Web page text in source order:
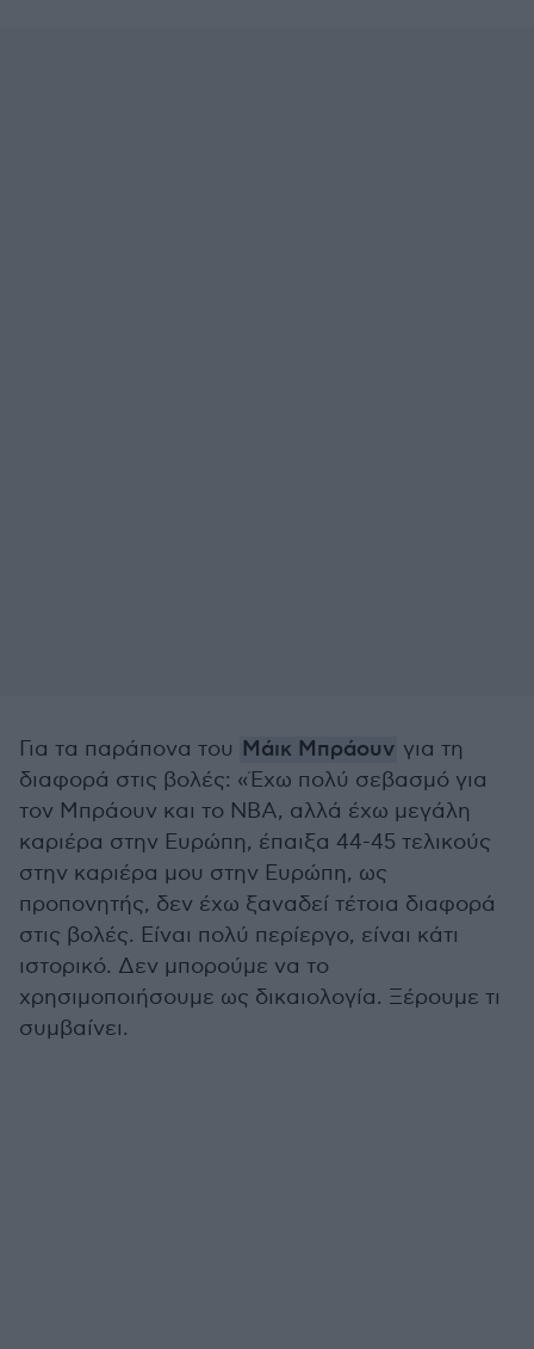
Για τα παράπονα του Μάικ Μπράουν για τη
διαφορά στις βολές: «Έχω πολύ σεβασμό για
τον Μπράουν και το ΝΒΑ, αλλά έχω μεγάλη
καριέρα στην Ευρώπη, έπαιξα 44-45 τελικούς
στην καριέρα μου στην Ευρώπη, ως
προπονητής, δεν έχω ξαναδεί τέτοια διαφορά
στις βολές. Είναι πολύ περίεργο, είναι κάτι
ιστορικό. Δεν μπορούμε να το
χρησιμοποιήσουμε ως δικαιολογία. Ξέρουμε τι
συμβαίνει.